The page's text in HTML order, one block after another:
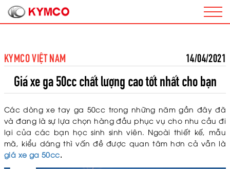
KYMCO VIỆT NAM 14/04/2021
Giá xe ga 50cc chất lượng cao tốt nhất cho bạn
Các dòng xe tay ga 50cc trong những năm gần đây đã
và đang là sự lựa chọn hàng đầu phục vụ cho nhu cầu đi
lại của các bạn học sinh sinh viên. Ngoài thiết kế, mẫu
mã, kiểu dáng thì vấn đề được quan tâm hơn cả vẫn là
giá xe ga 50cc.